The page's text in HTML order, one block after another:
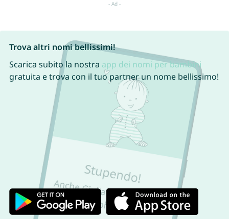
Trova altri nomi bellissimi!
Scarica subito la nostra app dei nomi per bambini
gratuita e trova con il tuo partner un nome bellissimo!